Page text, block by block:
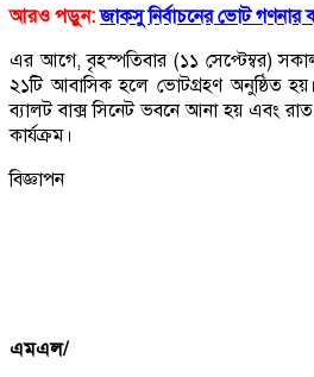
আরও পড়ুন: জাকসু নির্বাচনের ভোট গণনার
এর আগে, বৃহস্পতিবার (১১ সেপ্টেম্বর)
২১টি আবাসিক হলে ভোটগ্রহণ অনুষ্ঠিত
ব্যালট বাক্স সিনেট ভবনে আনা হয় এবং
কার্যক্রম।
বিজ্ঞাপন
এমএল/